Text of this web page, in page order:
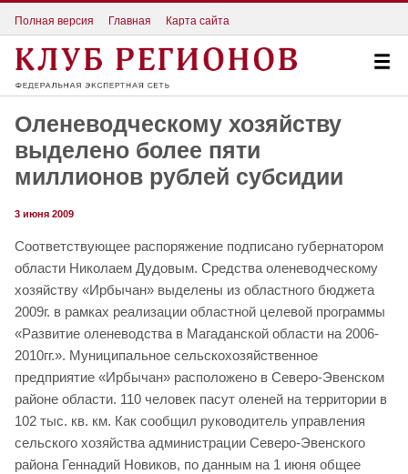
Полная версия Главная Карта сайта
Оленеводческому хозяйству
выделено более пяти
миллионов рублей субсидии
3 июня 2009
Соответствующее распоряжение подписано губернатором
области Николаем Дудовым. Средства оленеводческому
хозяйству «Ирбычан» выделены из областного бюджета
2009г. в рамках реализации областной целевой программы
«Развитие оленеводства в Магаданской области на 2006-
2010гг.». Муниципальное сельскохозяйственное
предприятие «Ирбычан» расположено в Северо-Эвенском
районе области. 110 человек пасут оленей на территории в
102 тыс. кв. км. Как сообщил руководитель управления
сельского хозяйства администрации Северо-Эвенского
района Геннадий Новиков, по данным на 1 июня общее